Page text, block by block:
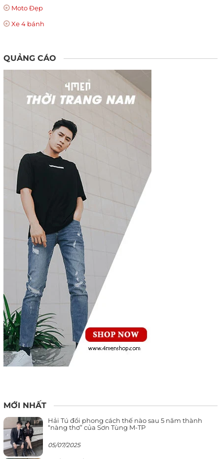
Moto Đẹp
Xe 4 bánh
QUẢNG CÁO
MỚI NHẤT
Hải Tú đổi phong cách thế nào sau 5 năm thành
“nàng thơ” của Sơn Tùng M-TP
05/07/2025